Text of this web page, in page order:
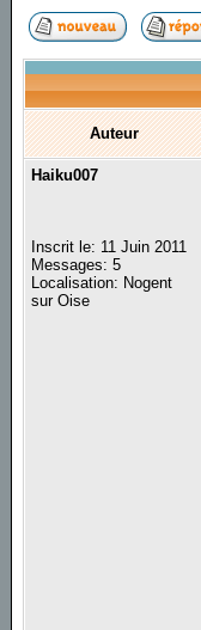
Auteur
Haiku007
Inscrit le: 11 Juin 2011
Messages: 5
Localisation: Nogent
sur Oise